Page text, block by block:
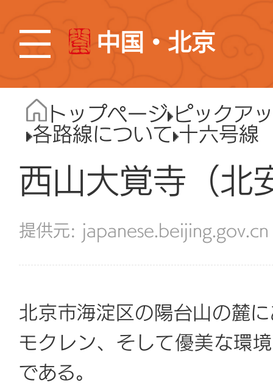
中国・北京
トップページ ピックア
各路線について 十六号線
西山大覚寺（北
japanese.beijing.gov.cn
北京市海淀区の陽台山の麓
モクレン、そして優美な環
である。